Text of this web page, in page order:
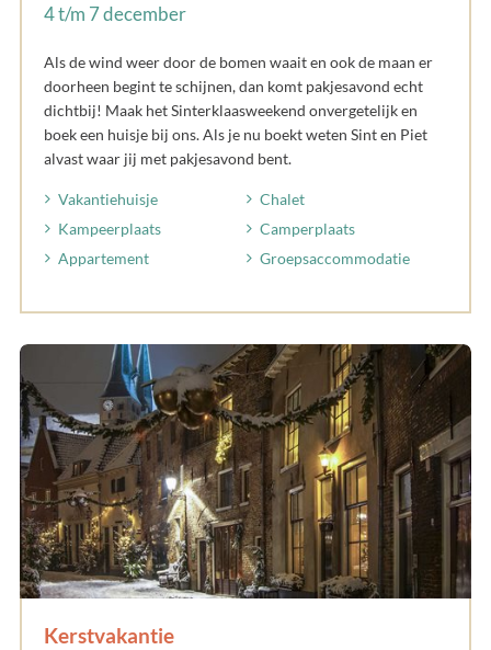
4 t/m 7 december
Als de wind weer door de bomen waait en ook de maan er
doorheen begint te schijnen, dan komt pakjesavond echt
dichtbij! Maak het Sinterklaasweekend onvergetelijk en
boek een huisje bij ons. Als je nu boekt weten Sint en Piet
alvast waar jij met pakjesavond bent.
Vakantiehuisje
Chalet
Kampeerplaats
Camperplaats
Appartement
Groepsaccommodatie
Kerstvakantie